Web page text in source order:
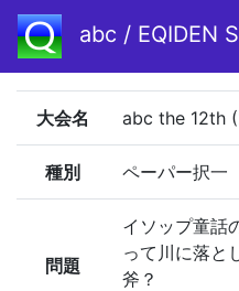
abc / EQIDEN
大会名 abc the 12th
種別 ペーパー択一
問題
イソップ童話
って川に落と
斧？